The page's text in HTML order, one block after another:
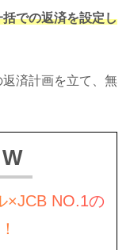
での返済を設定し
済計画を立て、無
×JCB NO.1の